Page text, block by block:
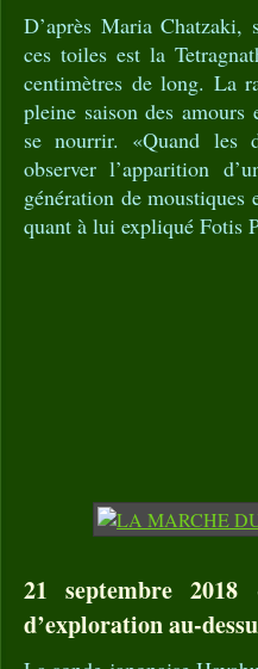
D’après Maria Chatzaki,
ces toiles est la
centimètres de long. La
pleine saison des amours
se nourrir. «Quand les
observer l’apparition
génération de moustiques
quant à lui expliqué Fotis
21 septembre
d’exploration au-